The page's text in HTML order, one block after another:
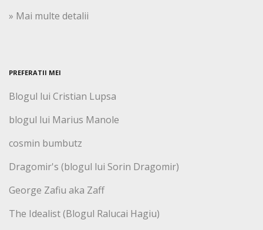
» Mai multe detalii
PREFERATII MEI
Blogul lui Cristian Lupsa
blogul lui Marius Manole
cosmin bumbutz
Dragomir's (blogul lui Sorin Dragomir)
George Zafiu aka Zaff
The Idealist (Blogul Ralucai Hagiu)